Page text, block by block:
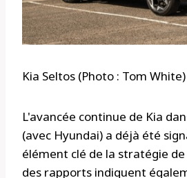
Kia Seltos (Photo : Tom White)
L'avancée continue de Kia
(avec Hyundai) a déjà été
élément clé de la stratégie
des rapports indiquent